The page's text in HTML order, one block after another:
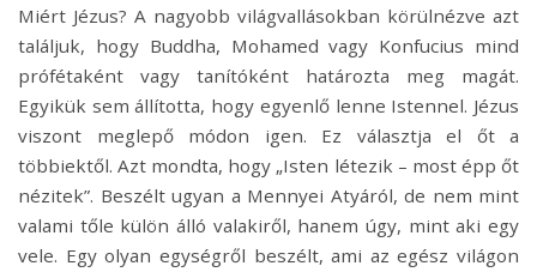
Miért Jézus? A nagyobb világvallásokban körülnézve azt
találjuk, hogy Buddha, Mohamed vagy Konfucius mind
prófétaként vagy tanítóként határozta meg magát.
Egyikük sem állította, hogy egyenlő lenne Istennel. Jézus
viszont meglepő módon igen. Ez választja el őt a
többiektől. Azt mondta, hogy „Isten létezik – most épp őt
nézitek”. Beszélt ugyan a Mennyei Atyáról, de nem mint
valami tőle külön álló valakiről, hanem úgy, mint aki egy
vele. Egy olyan egységről beszélt, ami az egész világon